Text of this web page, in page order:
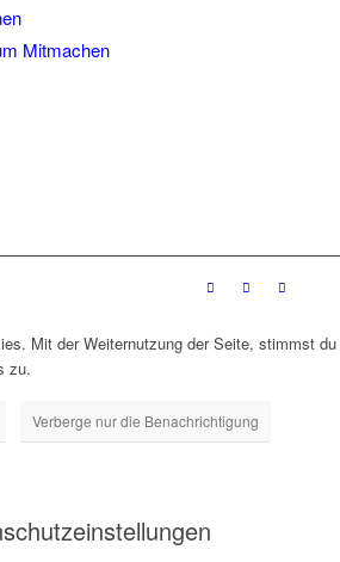
Mitmachen
Mit der Weiternutzung der Seite, stimmst du
zu.
Verberge nur die Benachrichtigung